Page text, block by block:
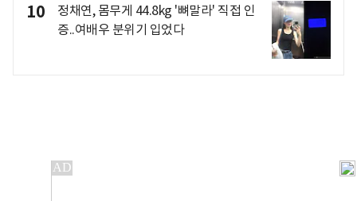
10
정채연, 몸무게 44.8kg '뼈말라' 직접 인
증..여배우 분위기 입었다